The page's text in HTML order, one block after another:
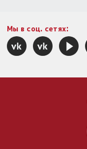
Мы в соц. сетях: